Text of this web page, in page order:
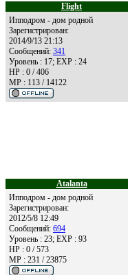
Flight
Ипподром - дом родной
Зарегистрирован:
2014/9/13 21:13
Сообщений: 341
Уровень : 17; EXP : 24
HP : 0 / 406
MP : 113 / 14122
Atalanta
Ипподром - дом родной
Зарегистрирован:
2012/5/8 12:49
Сообщений: 694
Уровень : 23; EXP : 93
HP : 0 / 573
MP : 231 / 23875